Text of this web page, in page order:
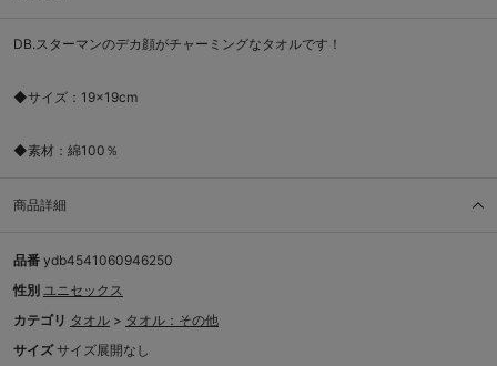
DB.スターマンのデカ顔がチャーミングなタオルです！
◆サイズ：19×19cm
◆素材：綿100％
商品詳細
品番 ydb4541060946250
性別 ユニセックス
カテゴリ タオル > タオル：その他
サイズ サイズ展開なし